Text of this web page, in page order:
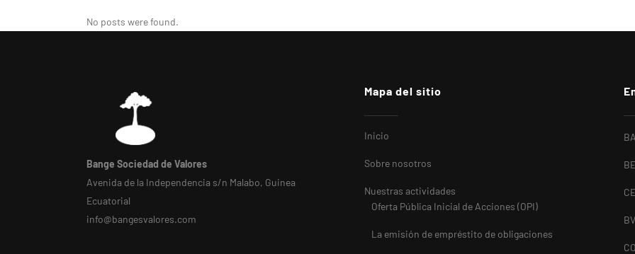
No posts were found.
Bange Sociedad de Valores
Avenida de la Independencia s/n Malabo, Guinea
Ecuatorial
info@bangesvalores.com
Mapa del sitio
Inicio
Sobre nosotros
Nuestras actividades
Oferta Pública Inicial de Acciones (OPI)
La emisión de empréstito de obligaciones